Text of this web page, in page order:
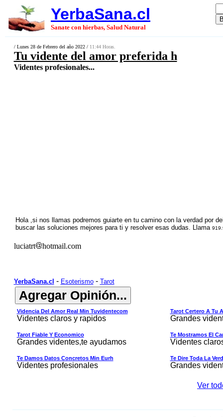
YerbaSana.cl
Sanate con hierbas, Salud Natural
/ Lunes 28 de Febrero del año 2022 / 11:44 Horas.
Tu vidente del amor preferida h
Videntes profesionales...
Hola ,si nos llamas podremos guiarte en tu camino con la verdad por
buscar las soluciones mejores para ti y resolver esas dudas. Llama 91
luciatrt hotmail.com
YerbaSana.cl - Esoterismo- Tarot
Videncia Del Amor Real Min Tuvidentecom
Videntes claros y rapidos
Tarot Certero A Tu
Grandes
Tarot Fiable Y Economico
Grandes videntes,te ayudamos
Te Mostramos El
Videntes
Te Damos Datos Concretos Min Eurh
Videntes profesionales
Te Dire Toda La
Grandes
Ver